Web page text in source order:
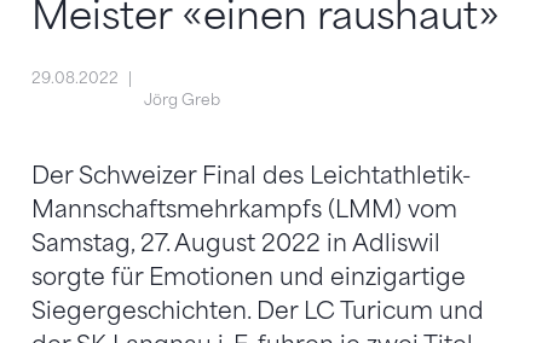
Meister «einen raushaut»
29.08.2022
Jörg Greb
Der Schweizer Final des Leichtathletik-
Mannschaftsmehrkampfs (LMM) vom
Samstag, 27. August 2022 in Adliswil
sorgte für Emotionen und einzigartige
Siegergeschichten. Der LC Turicum und